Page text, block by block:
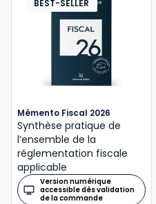
BEST-SELLER
Mémento Fiscal 2026
Synthèse pratique de
l’ensemble de la
réglementation fiscale
applicable
Version numérique
accessible dès validation
de la commande